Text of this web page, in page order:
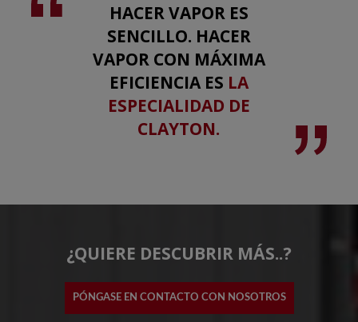
HACER VAPOR ES
SENCILLO. HACER
VAPOR CON MÁXIMA
EFICIENCIA ES LA
ESPECIALIDAD DE
CLAYTON.
¿QUIERE DESCUBRIR MÁS..?
PÓNGASE EN CONTACTO CON NOSOTROS